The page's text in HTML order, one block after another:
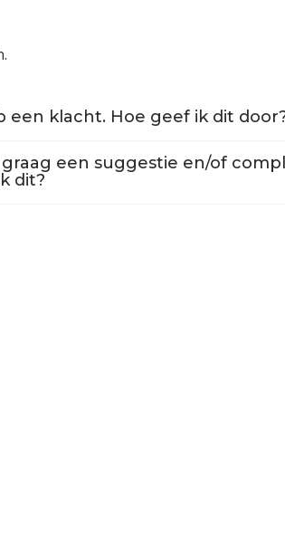
een klacht. Hoe geef ik dit
graag een suggestie en/of
dit?